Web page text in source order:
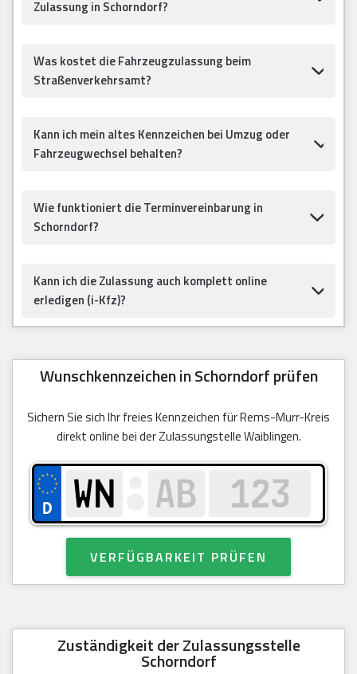
Zulassung in Schorndorf?
Was kostet die Fahrzeugzulassung beim
Straßenverkehrsamt?
Kann ich mein altes Kennzeichen bei Umzug oder
Fahrzeugwechsel behalten?
Wie funktioniert die Terminvereinbarung in
Schorndorf?
Kann ich die Zulassung auch komplett online
erledigen (i-Kfz)?
Wunschkennzeichen in Schorndorf prüfen
Sichern Sie sich Ihr freies Kennzeichen für Rems-Murr-Kreis
direkt online bei der Zulassungstelle Waiblingen.
VERFÜGBARKEIT PRÜFEN
Zuständigkeit der Zulassungsstelle
Schorndorf